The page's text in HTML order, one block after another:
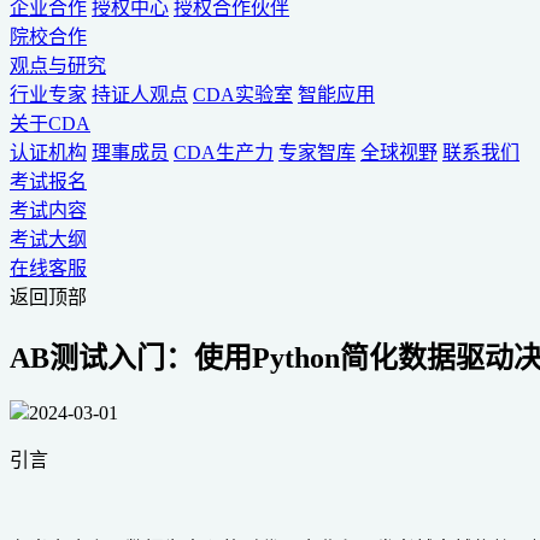
企业合作 授权中心 授权合作伙伴
院校合作
观点与研究
行业专家 持证人观点 CDA实验室 智能应用
关于CDA
认证机构 理事成员 CDA生产力 专家智库 全球视野 联系我们
考试报名
考试内容
考试大纲
在线客服
返回顶部
AB测试入门：使用Python简化数据驱动
2024-03-01
引言